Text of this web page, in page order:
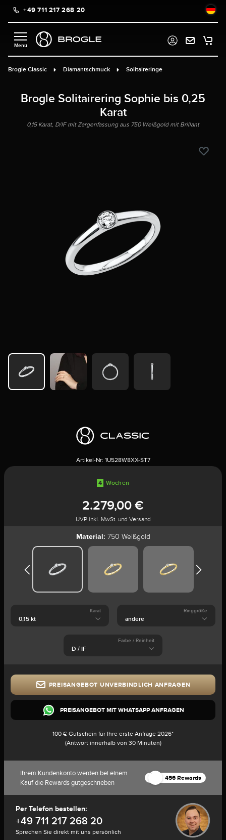
springen
+49 711 217 268 20
Brogle Classic Diamantschmuck Solitaireringe
Brogle Solitairering Sophie bis 0,25
Karat
0,15 Karat, D/IF mit Zargenfassung aus 750 Weißgold mit Brillant
Artikel-Nr: 1U528W8XX-ST7
4 Wochen
2.279,00 €
UVP inkl. MwSt. und Versand
Material: 750 Weißgold
Karat Ringgröße
Farbe / Reinheit
PREISANGEBOT UNVERBINDLICH ANFRAGEN
PREISANGEBOT MIT WHATSAPP ANFRAGEN
100 € Gutschein für Ihre erste Anfrage 2026*
(Antwort innerhalb von 30 Minuten)
Ihrem Kundenkonto werden bei einem
Kauf die Rewards gutgeschrieben
456 Rewards
Per Telefon bestellen:
+49 711 217 268 20
Sprechen Sie direkt mit uns persönlich